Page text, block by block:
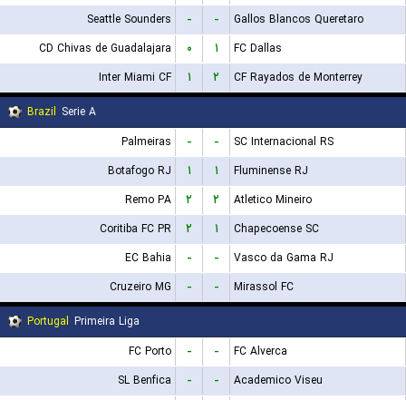
Seattle Sounders
- -
Gallos Blancos Queretaro
CD Chivas de Guadalajara
۰ ۱
FC Dallas
Inter Miami CF
۱ ۲
CF Rayados de Monterrey
Brazil Serie A
Palmeiras
- -
SC Internacional RS
Botafogo RJ
۱ ۱
Fluminense RJ
Remo PA
۲ ۲
Atletico Mineiro
Coritiba FC PR
۲ ۱
Chapecoense SC
EC Bahia
- -
Vasco da Gama RJ
Cruzeiro MG
- -
Mirassol FC
Portugal Primeira Liga
FC Porto
- -
FC Alverca
SL Benfica
- -
Academico Viseu